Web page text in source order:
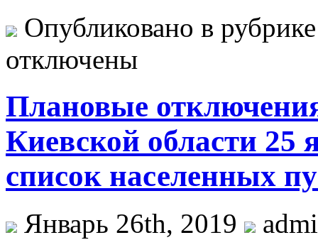
Опубликовано в
отключены
Плановые
Киевской области 25
список населенных
Январь 26th, 2019